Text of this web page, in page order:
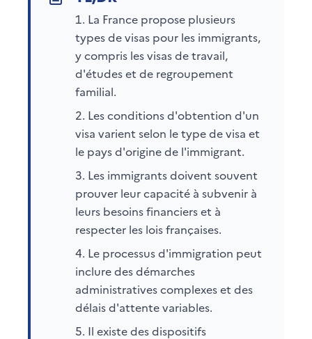
La France propose plusieurs
types de visas pour les immigrants,
y compris les visas de travail,
d'études et de regroupement
familial.
Les conditions d'obtention d'un
visa varient selon le type de visa et
le pays d'origine de l'immigrant.
Les immigrants doivent souvent
prouver leur capacité à subvenir à
leurs besoins financiers et à
respecter les lois françaises.
Le processus d'immigration peut
inclure des démarches
administratives complexes et des
délais d'attente variables.
Il existe des dispositifs